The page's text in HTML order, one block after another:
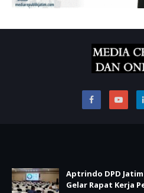
Aptrindo DPD
Gelar Rapat Kerja